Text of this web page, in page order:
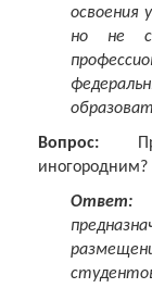
освоения
но не
Вопрос:
иногородним?
Ответ: